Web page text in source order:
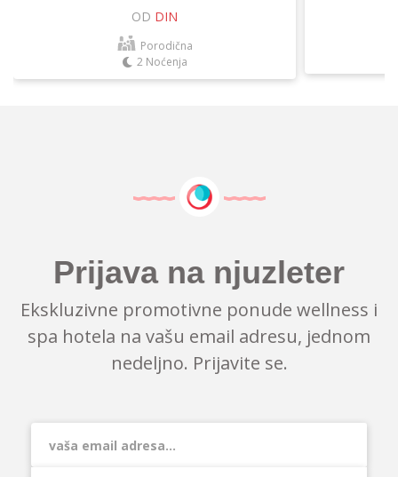
OD DIN
Porodična
2 Noćenja
Prijava na njuzleter
Ekskluzivne promotivne ponude wellness i
spa hotela na vašu email adresu, jednom
nedeljno. Prijavite se.